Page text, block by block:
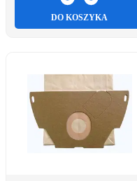
DO KOSZYKA